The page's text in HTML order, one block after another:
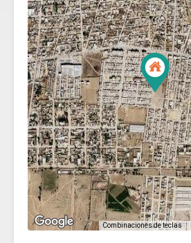
Combinaciones de teclas